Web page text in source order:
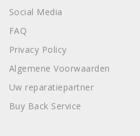
Social Media
FAQ
Privacy Policy
Algemene Voorwaarden
Uw reparatiepartner
Buy Back Service